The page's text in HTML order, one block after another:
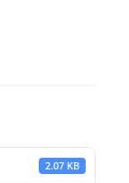
2.07 KB